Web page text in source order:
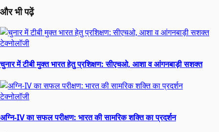
और भी पढ़ें
टेक्नोलॉजी
चुनार में टीबी मुक्त भारत हेतु प्रशिक्षण: सीएचओ, आशा व आंगनबाड़ी सशक्त
टेक्नोलॉजी
अग्नि-IV का सफल परीक्षण: भारत की सामरिक शक्ति का प्रदर्शन